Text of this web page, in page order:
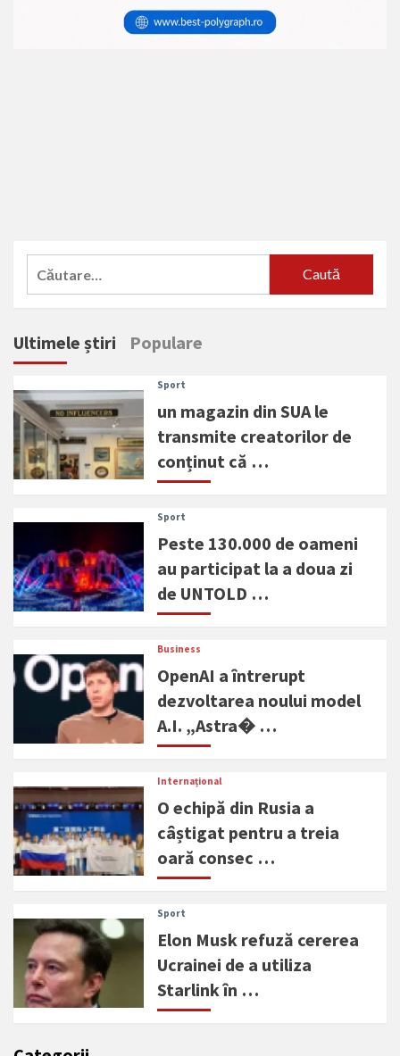
Ultimele știri Populare
Sport
un magazin din SUA le
transmite creatorilor de
conținut că …
Sport
Peste 130.000 de oameni
au participat la a doua zi
de UNTOLD …
Business
OpenAI a întrerupt
dezvoltarea noului model
A.I. „Astra� …
Internațional
O echipă din Rusia a
câștigat pentru a treia
oară consec …
Sport
Elon Musk refuză cererea
Ucrainei de a utiliza
Starlink în …